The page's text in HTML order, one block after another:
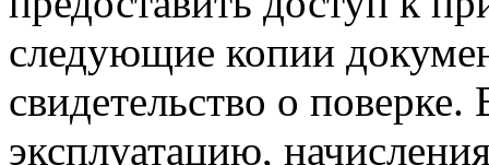
следующие копии
свидетельство о
эксплуатацию,